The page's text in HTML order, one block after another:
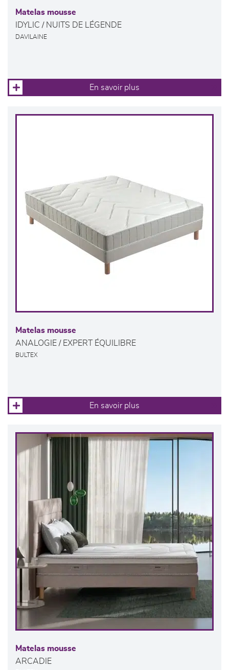
Matelas mousse
IDYLIC / NUITS DE LÉGENDE
DAVILAINE
En savoir plus
Matelas mousse
ANALOGIE / EXPERT ÉQUILIBRE
BULTEX
En savoir plus
Matelas mousse
ARCADIE